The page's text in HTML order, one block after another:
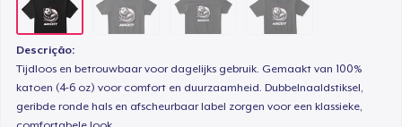
Descrição:
Tijdloos en betrouwbaar voor dagelijks gebruik. Gemaakt van 100%
katoen (4-6 oz) voor comfort en duurzaamheid. Dubbelnaaldstiksel,
geribde ronde hals en afscheurbaar label zorgen voor een klassieke,